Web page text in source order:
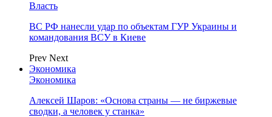
Власть
ВС РФ нанесли удар по объектам ГУР Украины и
командования ВСУ в Киеве
Prev Next
Экономика
Экономика
Алексей Шаров: «Основа страны — не биржевые
сводки, а человек у станка»